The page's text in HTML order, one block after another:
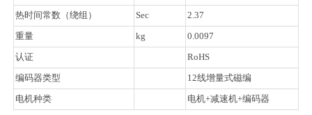
热时间常数（绕组）
Sec
2.37
重量
kg
0.0097
认证
RoHS
编码器类型
12线增量式磁编
电机种类
电机+减速机+编码器